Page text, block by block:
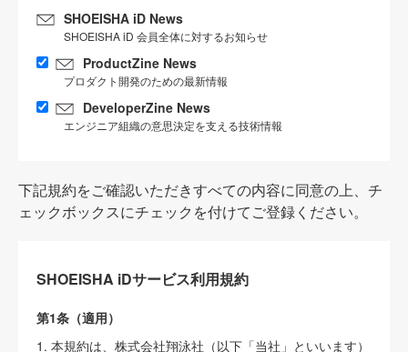
SHOEISHA iD News
SHOEISHA iD 会員全体に対するお知らせ
ProductZine News
プロダクト開発のための最新情報
DeveloperZine News
エンジニア組織の意思決定を支える技術情報
下記規約をご確認いただきすべての内容に同意の上、チ
ェックボックスにチェックを付けてご登録ください。
SHOEISHA iDサービス利用規約
第1条（適用）
1. 本規約は、株式会社翔泳社（以下「当社」といいます）